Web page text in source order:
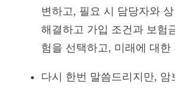
변하고, 필요 시 담당자와
해결하고 가입 조건과 보험
험을 선택하고, 미래에 대
다시 한번 말씀드리지만,